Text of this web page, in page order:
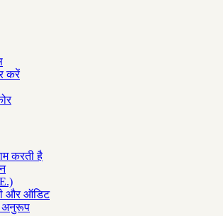
करें
करती है
और ऑडिट
अनुरूप